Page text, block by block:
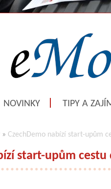
NOVINKY TIPY A
» CzechDemo nabízí start-upům
start-upům cestu